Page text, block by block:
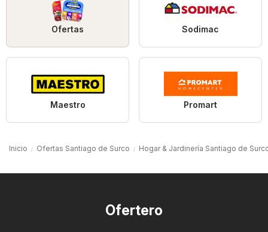
Ofertas Sodimac
Maestro Promart
Inicio Ofertas Santiago de Surco Hogar & Jardinería Santiago de
Ofertero